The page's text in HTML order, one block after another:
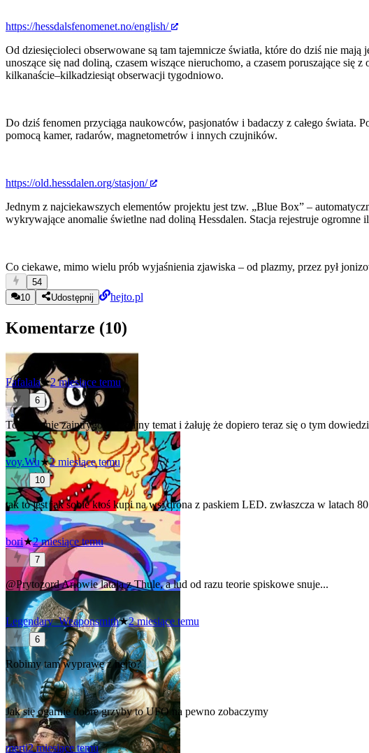
https://hessdalsfenomenet.no/english/
Od dziesięcioleci obserwowane są tam tajemnicze światła, które do dziś nie
unoszące się nad doliną, czasem wiszące nieruchomo, a czasem poruszające
kilkanaście–kilkadziesiąt obserwacji tygodniowo.
Do dziś fenomen przyciąga naukowców, pasjonatów i badaczy z całego świata.
pomocą kamer, radarów, magnetometrów i innych czujników.
https://old.hessdalen.org/stasjon/
Jednym z najciekawszych elementów projektu jest tzw. „Blue Box” –
wykrywające anomalie świetlne nad doliną Hessdalen. Stacja rejestruje
Co ciekawe, mimo wielu prób wyjaśnienia zjawiska – od plazmy, przez pył
54
10
Udostępnij hejto.pl
Komentarze (10)
Fafalala★2 miesiące temu
6
To żeś mnie zaintrygował. Fajny temat i żałuję że dopiero teraz się o tym
voy.Wu★2 miesiące temu
10
tak to jest jak sobie ktoś kupi na wsi drona z paskiem LED. zwłaszcza w latach
bori★2 miesiące temu
7
@PrytozordAriowie latają z Thule, a lud od razu teorie spiskowe snuje...
Legendary_Weaponsmith★2 miesiące temu
6
Robimy tam wyprawę z hejto?
Jak się ogarnie dobre grzyby to UFO na pewno zobaczymy
merti2 miesiące temu